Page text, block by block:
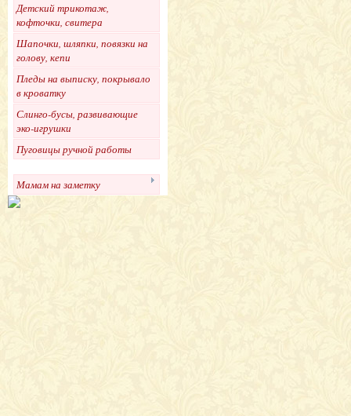
Детский трикотаж,
кофточки, свитера
Шапочки, шляпки, повязки на
голову, кепи
Пледы на выписку, покрывало
в кроватку
Слинго-бусы, развивающие
эко-игрушки
Пуговицы ручной работы
Мамам на заметку